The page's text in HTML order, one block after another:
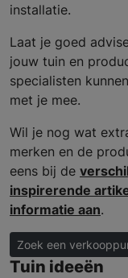
installatie.
Laat je goed
jouw tuin en
specialisten
met je mee.
Wil je nog wat
merken en de
eens bij de
inspirerende
informatie aan.
Zoek een
Tuin ideeën